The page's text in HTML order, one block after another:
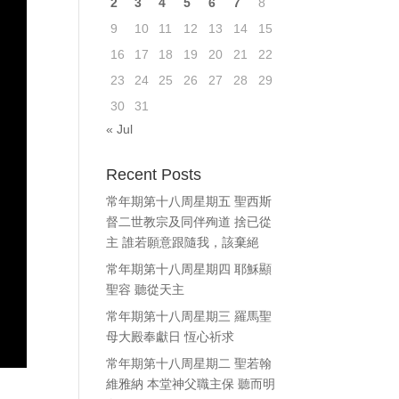
9
10 11 12 13 14
15
16
17 18 19 20 21
22
23
24 25 26 27 28
29
30
31
« Jul
Recent Posts
常年期第十八周星期五 聖西斯
督二世教宗及同伴殉道 捨已從
主 誰若願意跟隨我，該棄絕
常年期第十八周星期四 耶穌顯
聖容 聽從天主
常年期第十八周星期三 羅馬聖
母大殿奉獻日 恆心祈求
常年期第十八周星期二 聖若翰
維雅納 本堂神父職主保 聽而明